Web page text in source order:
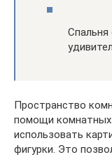
Пространство
помощи комнатных
использовать
фигурки. Это